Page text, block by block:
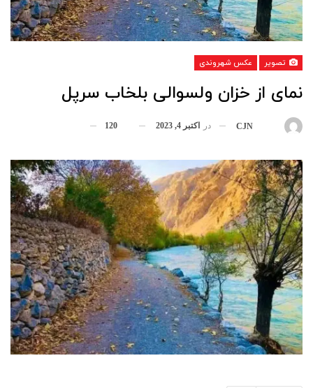
تصویر عکس شهروندی
نمای از خزان ولسوالی بلخاب سرپل
CJN در اکتبر 4, 2023 120